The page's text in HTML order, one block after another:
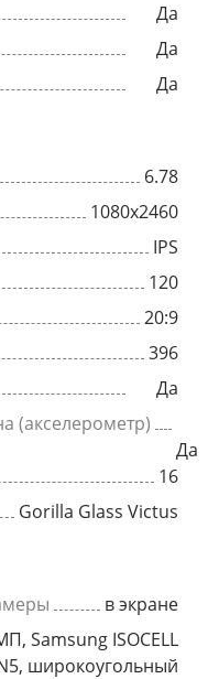
Да
Да
Да
6.78
1080x2460
IPS
120
20:9
396
Да
(акселерометр)
Да
16
Gorilla Glass Victus
в экране
Samsung ISOCELL
широкоугольный